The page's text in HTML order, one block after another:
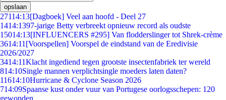
opslaan
27114:13[Dagboek] Veel aan hoofd - Deel 27
1414:1397-jarige Betty verbreekt opnieuw record als oudste
15014:13[INFLUENCERS #295] Van flodderslinger tot Shrek-crème
3614:11 [Voorspellen] Voorspel de eindstand van de Eredivisie
2026/2027
3414:11Klacht ingediend tegen grootste insectenfabriek ter wereld
814:10Single mannen verplichtsingle moeders laten daten?
11614:10Hurricane & Cyclone Season 2026
714:09Spaanse kust onder vuur van Portugese oorlogsschepen: 120
gewonden